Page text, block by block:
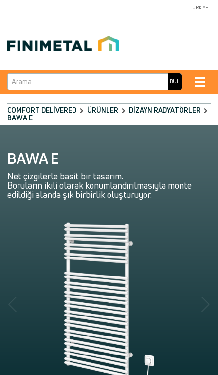
TÜRKIYE
Arama BUL
Toggle
COMFORT DELIVERED ÜRÜNLER
DIZAYN RADYATÖRLER
BAWA E
BAWA E
Net çizgilerle basit bir tasarım.
Boruların ikili olarak konumlandırılmasıyla monte
edildiği alanda şık birbirlik oluşturuyor.